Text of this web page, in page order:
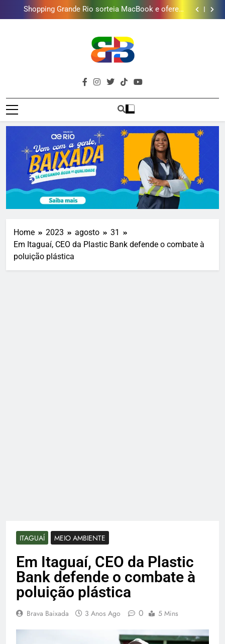
vinho em campanha de Dia dos Pais
Obra garante a preservação de 190 milhões de litros
de água por ano na Baixada Fluminense
Deputado Reimont quer reduzir idade mínima para
Lins em Nova Iguaçu neste fim de semana
Shopping Grande Rio sorteia MacBook e oferece
vinho em campanha de Dia dos Pais
Obra garante a preservação de 190 milhões de litros
de água por ano na Baixada Fluminense
Deputado Reimont quer reduzir idade mínima para
mulheres receberem o BPC
Brava
Baixada
Baixada Fluminense Em Destaque!
Home 2023 agosto
31
Em Itaguaí, CEO da Plastic Bank defende o combate à
poluição plástica
ITAGUAÍ MEIO AMBIENTE
Em Itaguaí, CEO da Plastic
Bank defende o combate à
poluição plástica
Brava Baixada 3 Anos Ago 0 5 Mins